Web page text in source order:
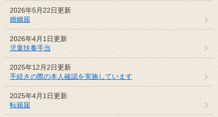
2026年5月22日更新
婚姻届
2026年4月1日更新
児童扶養手当
2025年12月2日更新
手続きの際の本人確認を実施しています
2025年4月1日更新
転籍届